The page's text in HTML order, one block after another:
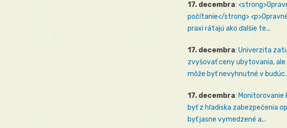
17. decembra:
počítanie</strong>
praxi rátajú ako ďalšie te...
17. decembra: Univerzita
zvyšovať ceny ubytovania,
môže byť nevyhnutné v
17. decembra: Monitorovanie
byť z hľadiska zabezpečenia
byť jasne vymedzené a...